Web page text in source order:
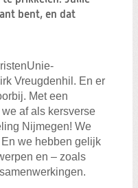
bent, en dat
Vreugdenhil. En er
Met een
af als kersverse
Nijmegen! We
we hebben gelijk
en – zoals